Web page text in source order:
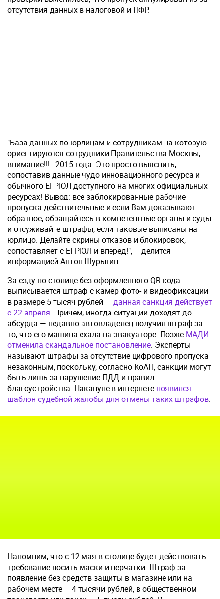
отсутствия данных в налоговой и ПФР.
"База данных по юрлицам и сотрудникам на которую
ориентируются сотрудники Правительства Москвы,
внимание!!! - 2015 года. Это просто выяснить,
сопоставив данные чудо инновационного ресурса и
обычного ЕГРЮЛ доступного на многих официальных
ресурсах! Вывод: все заблокированные рабочие
пропуска действительные и если Вам доказывают
обратное, обращайтесь в компетентные органы и суды
и отсуживайте штрафы, если таковые выписаны на
юрлицо. Делайте скрины отказов и блокировок,
сопоставляет с ЕГРЮЛ и вперёд!", – делится
информацией Антон Шурыгин.
За езду по столице без оформленного QR-кода
выписывается штраф с камер фото- и видеофиксации
в размере 5 тысяч рублей — данная санкция действует
с 22 апреля. Причем, иногда ситуации доходят до
абсурда — недавно автовладелец получил штраф за
то, что его машина ехала на эвакуаторе. Позже МАДИ
отменила скандальное постановление. Эксперты
называют штрафы за отсутствие цифрового пропуска
незаконным, поскольку, согласно КоАП, санкции могут
быть лишь за нарушение ПДД и правил
благоустройства. Накануне в интернете появился
шаблон судебной жалобы для отмены таких штрафов.
Напомним, что с 12 мая в столице будет действовать
требование носить маски и перчатки. Штраф за
появление без средств защиты в магазине или на
рабочем месте – 4 тысячи рублей, в общественном